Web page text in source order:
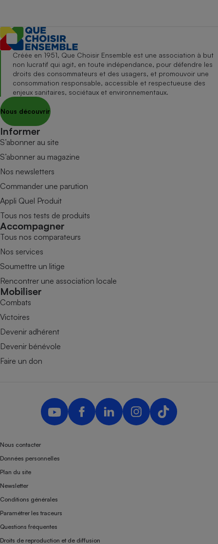
Créée en 1951, Que Choisir Ensemble est une association à but
non lucratif qui agit, en toute indépendance, pour défendre les
droits des consommateurs et des usagers, et promouvoir une
consommation responsable, accessible et respectueuse des
enjeux sanitaires, sociétaux et environnementaux.
Nous découvrir
Informer
S’abonner au site
S’abonner au magazine
Nos newsletters
Commander une parution
Appli Quel Produit
Tous nos tests de produits
Accompagner
Tous nos comparateurs
Nos services
Soumettre un litige
Rencontrer une association locale
Mobiliser
Combats
Victoires
Devenir adhérent
Devenir bénévole
Faire un don
Nous contacter
Données personnelles
Plan du site
Newsletter
Conditions générales
Paramétrer les traceurs
Questions fréquentes
Droits de reproduction et de diffusion